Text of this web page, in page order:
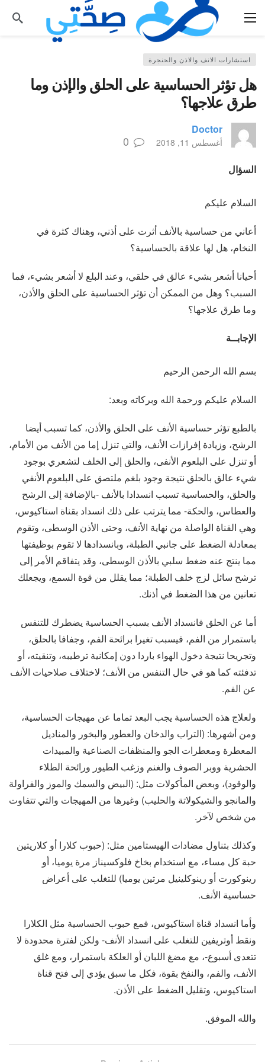
استشارات الانف والاذن والحنجرة
هل تؤثر الحساسية على الحلق والإذن وما
طرق علاجها؟
Doctor
أغسطس 11, 2018 0
السؤال
السلام عليكم
أعاني من حساسية بالأنف أثرت على أذني، وهناك كثرة في
النخام، هل لها علاقة بالحساسية؟
أحيانا أشعر بشيء عالق في حلقي، وعند البلع لا أشعر بشيء، فما
السبب؟ وهل من الممكن أن تؤثر الحساسية على الحلق والأذن،
وما طرق علاجها؟
الإجابــة
بسم الله الرحمن الرحيم
السلام عليكم ورحمة الله وبركاته وبعد:
بالطبع تؤثر حساسية الأنف على الحلق والأذن، كما تسبب أيضا
الرشح، وزيادة إفرازات الأنف، والتي تنزل إما من الأنف من الأمام،
أو تنزل على البلعوم الأنفى، والحلق إلى الخلف لتشعري بوجود
شيء عالق بالحلق نتيجة وجود بلغم ملتصق على البلعوم الأنفي
والحلق، والحساسية تسبب انسدادا بالأنف -بالإضافة إلى الرشح
والعطاس، والحكة- مما يترتب على ذلك انسداد بقناة استاكيوس،
وهي القناة الواصلة من نهاية الأنف، وحتى الأذن الوسطى، وتقوم
بمعادلة الضغط على جانبي الطبلة، وبانسدادها لا تقوم بوظيفتها
مما ينتج عنه ضغط سلبي بالأذن الوسطى، وقد يتفاقم الأمر إلى
ترشح سائل لزج خلف الطبلة؛ مما يقلل من قوة السمع، ويجعلك
تعانين من هذا الضغط في أذنك.
أما عن الحلق فانسداد الأنف بسبب الحساسية يضطرك للتنفس
باستمرار من الفم، فيسبب تغيرا برائحة الفم، وجفافا بالحلق،
وتجريحا نتيجة دخول الهواء باردا دون إمكانية ترطيبه، وتنقيته، أو
تدفئته كما هو في حال التنفس من الأنف؛ لاختلاف صلاحيات الأنف
عن الفم.
ولعلاج هذه الحساسية يجب البعد تماما عن مهيجات الحساسية،
ومن أشهرها: (التراب والدخان والعطور والبخور والمناديل
المعطرة ومعطرات الجو والمنظفات الصناعية والمبيدات
الحشرية ووبر الصوف والغنم وزغب الطيور ورائحة الطلاء
والوقود)، وبعض المأكولات مثل: (البيض والسمك والموز والفراولة
والمانجو والشيكولاتة والحليب) وغيرها من المهيجات والتي تتفاوت
من شخص لآخر.
وكذلك بتناول مضادات الهيستامين مثل: (حبوب كلارا أو كلاريتين
حبة كل مساء، مع استخدام بخاخ فلوكسيناز مرة يوميا، أو
رينوكورت أو رينوكلينيل مرتين يوميا) للتغلب على أعراض
حساسية الأنف.
وأما انسداد قناة استاكيوس، فمع حبوب الحساسية مثل الكلارا
ونقط أوتريفين للتغلب على انسداد الأنف- ولكن لفترة محدودة لا
تتعدى أسبوع-، مع مضغ اللبان أو العلكة باستمرار، ومع غلق
الأنف، والفم، والنفخ بقوة، فكل ما سبق يؤدي إلى فتح قناة
استاكيوس، وتقليل الضغط على الأذن.
والله الموفق.